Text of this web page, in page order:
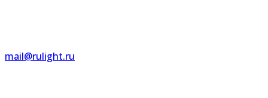
mail@rulight.ru